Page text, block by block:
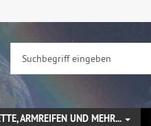
ARMREIFEN UND MEHR...